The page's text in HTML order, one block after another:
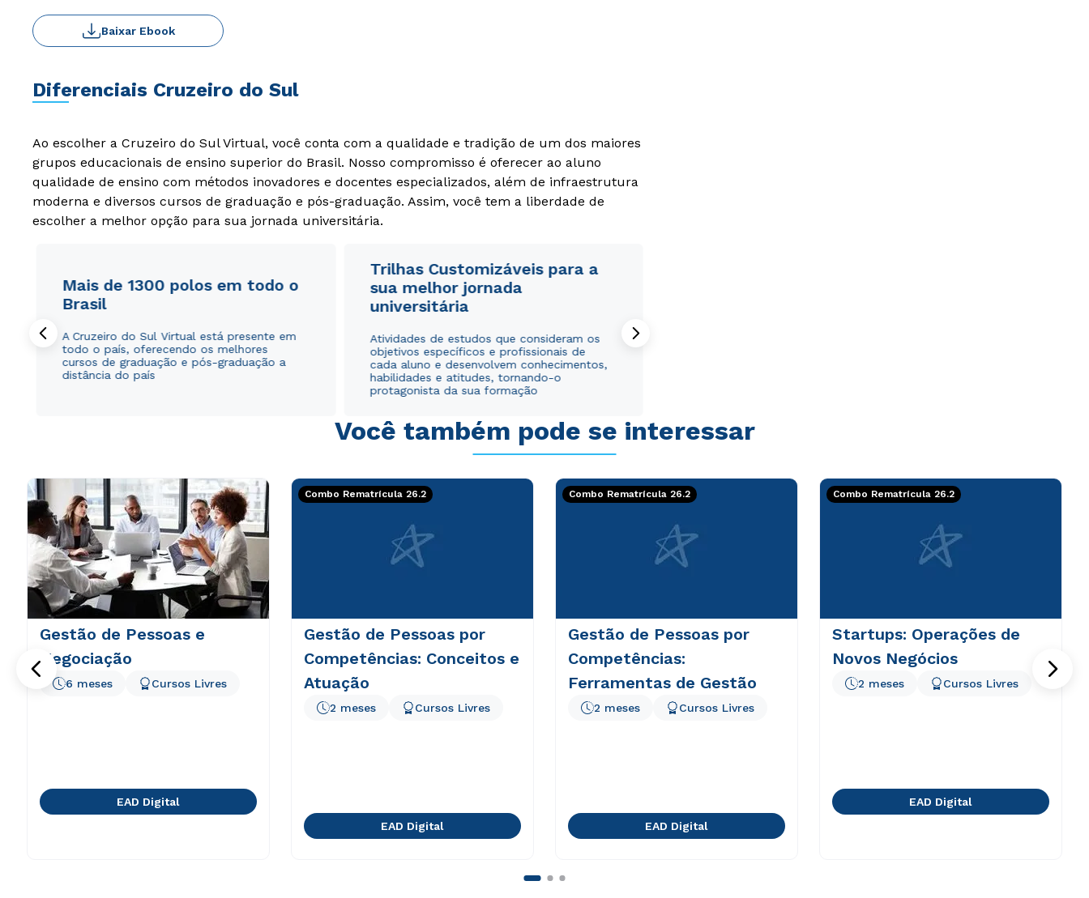
Baixar Ebook
Diferenciais Cruzeiro do Sul
Ao escolher a Cruzeiro do Sul Virtual, você conta com a qualidade e tradição de um dos maiores
grupos educacionais de ensino superior do Brasil. Nosso compromisso é oferecer ao aluno
qualidade de ensino com métodos inovadores e docentes especializados, além de infraestrutura
moderna e diversos cursos de graduação e pós-graduação. Assim, você tem a liberdade de
escolher a melhor opção para sua jornada universitária.
Mais de 1300 polos em todo o
Brasil
A Cruzeiro do Sul Virtual está presente em
todo o país, oferecendo os melhores
cursos de graduação e pós-graduação a
distância do país
Trilhas Customizáveis para a
sua melhor jornada
universitária
Atividades de estudos que consideram os
objetivos específicos e profissionais de
cada aluno e desenvolvem conhecimentos,
habilidades e atitudes, tornando-o
protagonista da sua formação
Você também pode se interessar
Gestão de Pessoas e
Negociação
6 meses Cursos Livres
EAD Digital
Combo Rematrícula 26.2
Gestão de Pessoas por
Competências: Conceitos e
Atuação
2 meses Cursos Livres
EAD Digital
Combo Rematrícula 26.2
Gestão de Pessoas por
Competências:
Ferramentas de Gestão
2 meses Cursos Livres
EAD Digital
Combo Rematrícula 26.2
Startups: Operações de
Novos Negócios
2 meses Cursos Livres
EAD Digital
WhatsApp
ou
Estou de acordo com a Política de Privacidade.e
autorizo que meus dados sejam utilizados para o
WhatsApp
ou
Estou de acordo com a Política de Privacidade.e
autorizo que meus dados sejam utilizados para o